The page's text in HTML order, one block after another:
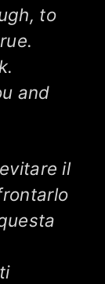
to
and
il